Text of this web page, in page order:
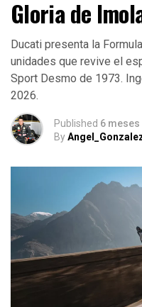
Gloria de
Ducati presenta la
unidades que revive el
Sport Desmo de 1973.
2026.
Published 6 meses
By